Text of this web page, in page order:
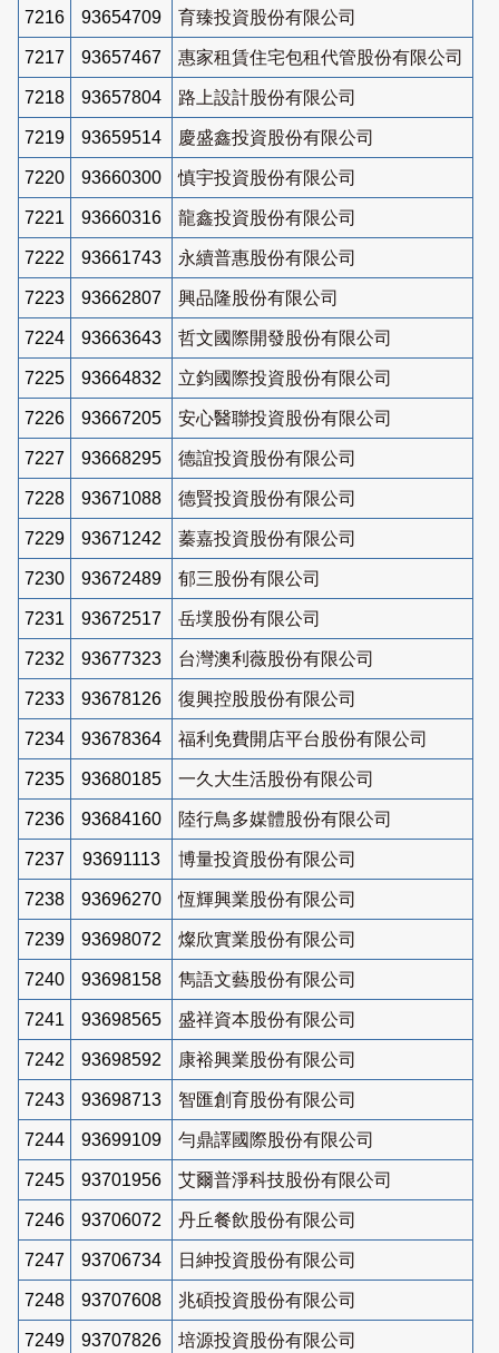
7216 93654709 育臻投資股份有限公司
7217 93657467 惠家租賃住宅包租代管股份有限公司
7218 93657804 路上設計股份有限公司
7219 93659514 慶盛鑫投資股份有限公司
7220 93660300 慎宇投資股份有限公司
7221 93660316 龍鑫投資股份有限公司
7222 93661743 永續普惠股份有限公司
7223 93662807 興品隆股份有限公司
7224 93663643 哲文國際開發股份有限公司
7225 93664832 立鈞國際投資股份有限公司
7226 93667205 安心醫聯投資股份有限公司
7227 93668295 德誼投資股份有限公司
7228 93671088 德賢投資股份有限公司
7229 93671242 蓁嘉投資股份有限公司
7230 93672489 郁三股份有限公司
7231 93672517 岳墣股份有限公司
7232 93677323 台灣澳利薇股份有限公司
7233 93678126 復興控股股份有限公司
7234 93678364 福利免費開店平台股份有限公司
7235 93680185 一久大生活股份有限公司
7236 93684160 陸行鳥多媒體股份有限公司
7237 93691113 博量投資股份有限公司
7238 93696270 恆輝興業股份有限公司
7239 93698072 燦欣實業股份有限公司
7240 93698158 雋語文藝股份有限公司
7241 93698565 盛祥資本股份有限公司
7242 93698592 康裕興業股份有限公司
7243 93698713 智匯創育股份有限公司
7244 93699109 勻鼎譯國際股份有限公司
7245 93701956 艾爾普淨科技股份有限公司
7246 93706072 丹丘餐飲股份有限公司
7247 93706734 日紳投資股份有限公司
7248 93707608 兆碩投資股份有限公司
7249 93707826 培源投資股份有限公司